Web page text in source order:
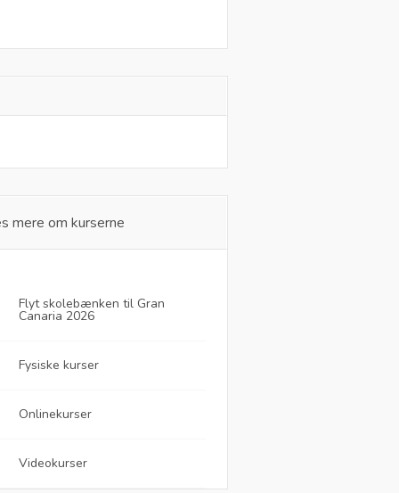
mere om kurserne
Flyt skolebænken til Gran
Canaria 2026
Fysiske kurser
Onlinekurser
Videokurser